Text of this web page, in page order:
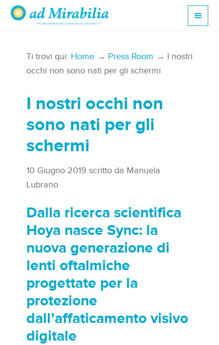
Ti trovi qui: Home → Press Room → I nostri
occhi non sono nati per gli schermi
I nostri occhi non
sono nati per gli
schermi
10 Giugno 2019 scritto da Manuela
Lubrano
Dalla ricerca scientifica
Hoya nasce Sync: la
nuova generazione di
lenti oftalmiche
progettate per la
protezione
dall’affaticamento visivo
digitale